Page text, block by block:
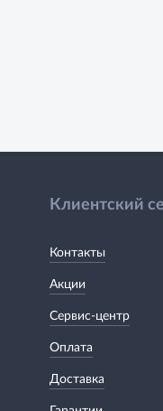
Клиентский
Контакты
Акции
Сервис-центр
Оплата
Доставка